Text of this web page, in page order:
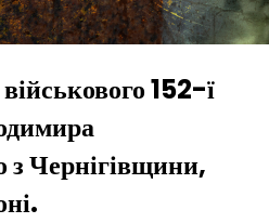
152-ї
з Чернігівщини,